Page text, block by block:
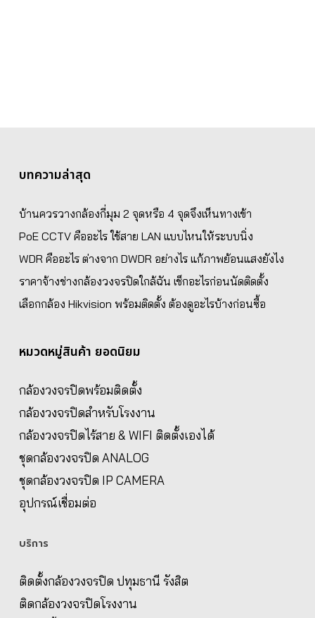
บทความล่าสุด
บ้านควรวางกล้องกี่มุม 2 จุดหรือ 4 จุดจึงเห็นทางเข้า
PoE CCTV คืออะไร ใช้สาย LAN แบบไหนให้ระบบนิ่ง
WDR คืออะไร ต่างจาก DWDR อย่างไร แก้ภาพย้อนแสงยังไง
ราคาจ้างช่างกล้องวงจรปิดใกล้ฉัน เช็กอะไรก่อนนัดติดตั้ง
เลือกกล้อง Hikvision พร้อมติดตั้ง ต้องดูอะไรบ้างก่อนซื้อ
หมวดหมู่สินค้า ยอดนิยม
กล้องวงจรปิดพร้อมติดตั้ง
กล้องวงจรปิดสำหรับโรงงาน
กล้องวงจรปิดไร้สาย & WIFI ติดตั้งเองได้
ชุดกล้องวงจรปิด ANALOG
ชุดกล้องวงจรปิด IP CAMERA
อุปกรณ์เชื่อมต่อ
บริการ
ติดตั้งกล้องวงจรปิด ปทุมธานี รังสิต
ติดกล้องวงจรปิดโรงงาน